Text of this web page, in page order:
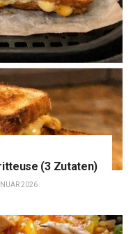
(3 Zutaten)
2026